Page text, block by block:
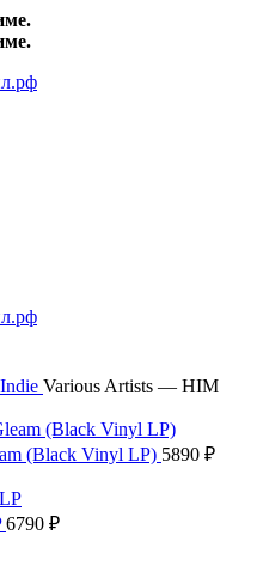
Various Artists — HIM
(Black Vinyl LP) 5890 ₽
6790 ₽